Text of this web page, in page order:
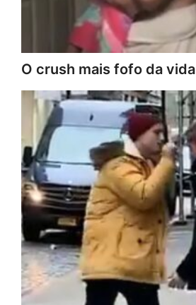
O crush mais fofo da vida